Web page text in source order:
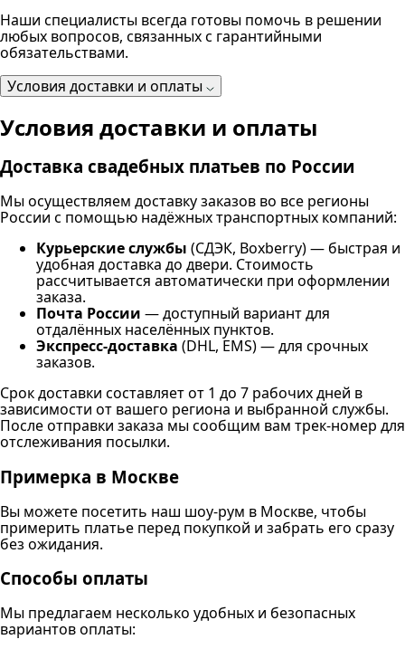
Наши специалисты всегда готовы помочь в решении
любых вопросов, связанных с гарантийными
обязательствами.
Условия доставки и оплаты
Условия доставки и оплаты
Доставка свадебных платьев по России
Мы осуществляем доставку заказов во все регионы
России с помощью надёжных транспортных компаний:
Курьерские службы (СДЭК, Boxberry) — быстрая и
удобная доставка до двери. Стоимость
рассчитывается автоматически при оформлении
заказа.
Почта России — доступный вариант для
отдалённых населённых пунктов.
Экспресс-доставка (DHL, EMS) — для срочных
заказов.
Срок доставки составляет от 1 до 7 рабочих дней в
зависимости от вашего региона и выбранной службы.
После отправки заказа мы сообщим вам трек-номер для
отслеживания посылки.
Примерка в Москве
Вы можете посетить наш шоу-рум в Москве, чтобы
примерить платье перед покупкой и забрать его сразу
без ожидания.
Способы оплаты
Мы предлагаем несколько удобных и безопасных
вариантов оплаты: